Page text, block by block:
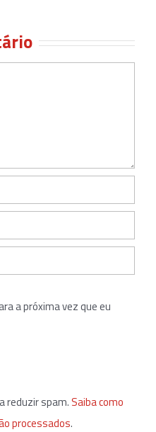
a próxima vez que eu
reduzir spam. Saiba como
processados.